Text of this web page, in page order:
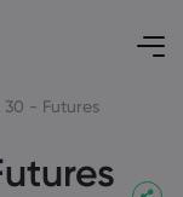
30 - Futures